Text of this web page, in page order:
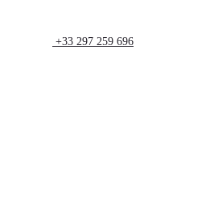
+33 297 259 696